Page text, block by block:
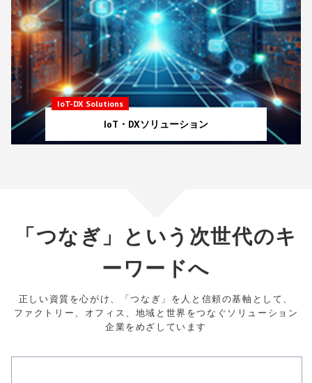
IoT-DX Solutions
IoT・DXソリューション
「つなぎ」という次世代のキ
ーワードへ
正しい資質を心がけ、「つなぎ」を人と信頼の基軸として、
ファクトリー、オフィス、地域と世界をつなぐソリューション
企業をめざしています